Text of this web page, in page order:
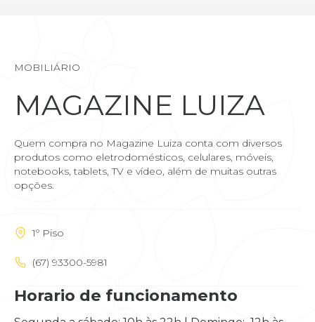
MOBILIÁRIO
MAGAZINE LUIZA
Quem compra no Magazine Luiza conta com diversos
produtos como eletrodomésticos, celulares, móveis,
notebooks, tablets, TV e vídeo, além de muitas outras
opções.
1º Piso
(67) 93300-5981
Horario de funcionamento